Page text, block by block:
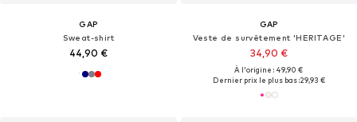
GAP
Sweat-shirt
44,90 €
GAP
Veste de survêtement 'HERITAGE'
34,90 €
À l'origine : 49,90 €
Dernier prix le plus bas :29,93 €